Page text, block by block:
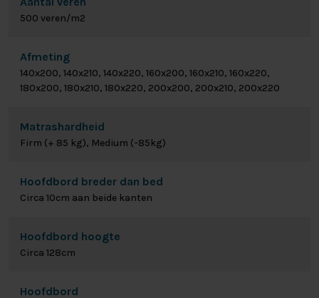
500 veren/m2
Afmeting
140x200, 140x210, 140x220, 160x200, 160x210, 160x220,
180x200, 180x210, 180x220, 200x200, 200x210, 200x220
Matrashardheid
Firm (+ 85 kg), Medium (-85kg)
Hoofdbord breder dan bed
Circa 10cm aan beide kanten
Hoofdbord hoogte
Circa 128cm
Hoofdbord